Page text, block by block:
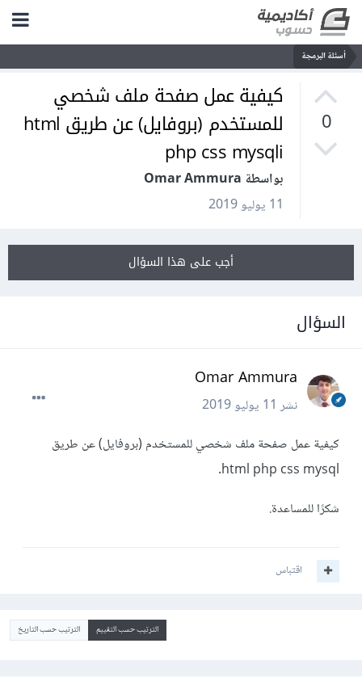
أسئلة البرمجة
0
كيفية عمل صفحة ملف شخصي
للمستخدم (بروفايل) عن طريق html
php css mysqli
بواسطة Omar Ammura
11 يوليو 2019
أجب على هذا السؤال
السؤال
Omar Ammura
نشر11 يوليو 2019
كيفية عمل صفحة ملف شخصي للمستخدم (بروفايل) عن طريق
html php css mysql.
شكرًا للمساعدة.
اقتباس
الترتيب حسب التقييم الترتيب حسب التاريخ